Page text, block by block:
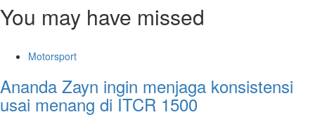
You may have missed
Motorsport
Ananda Zayn ingin menjaga konsistensi
usai menang di ITCR 1500